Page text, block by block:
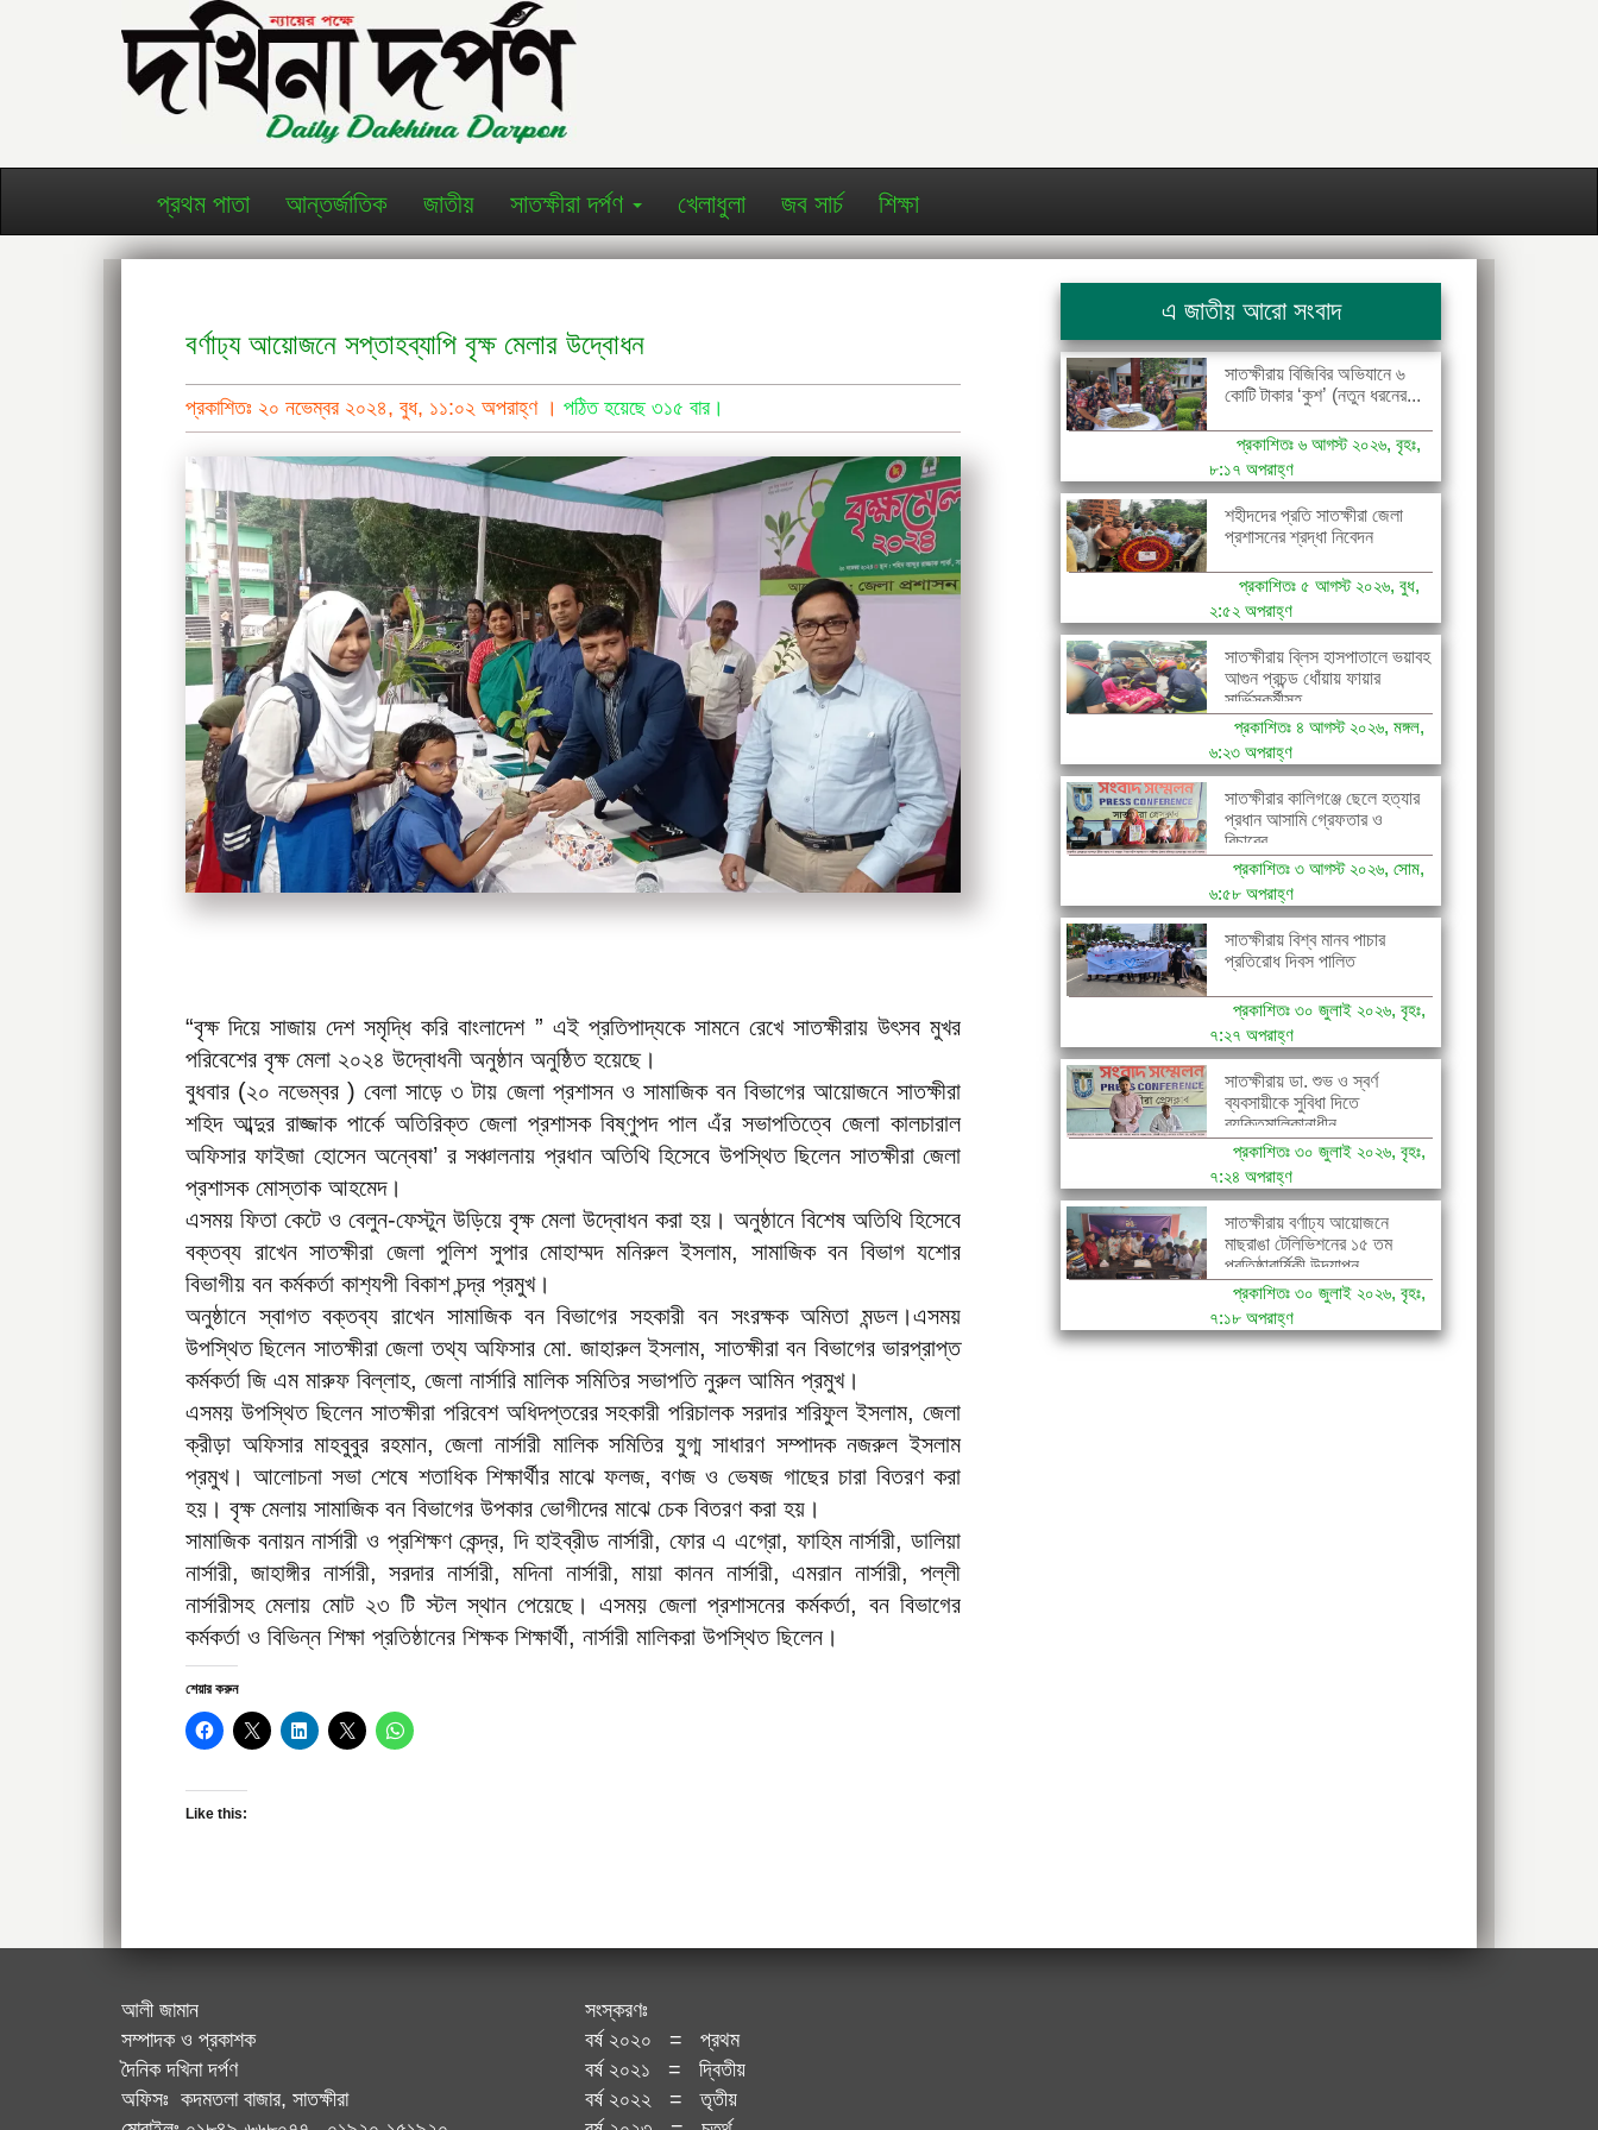
প্রথম পাতা আন্তর্জাতিক জাতীয় সাতক্ষীরা দর্পণ খেলাধুলা জব সার্চ শিক্ষা
বর্ণাঢ্য আয়োজনে সপ্তাহব্যাপি বৃক্ষ মেলার উদ্বোধন
প্রকাশিতঃ ২০ নভেম্বর ২০২৪, বুধ, ১১:০২ অপরাহ্ণ । পঠিত হয়েছে ৩১৫ বার।
“বৃক্ষ দিয়ে সাজায় দেশ সমৃদ্ধি করি বাংলাদেশ ” এই প্রতিপাদ্যকে সামনে রেখে সাতক্ষীরায় উৎসব মুখর
পরিবেশের বৃক্ষ মেলা ২০২৪ উদ্বোধনী অনুষ্ঠান অনুষ্ঠিত হয়েছে।
বুধবার (২০ নভেম্বর ) বেলা সাড়ে ৩ টায় জেলা প্রশাসন ও সামাজিক বন বিভাগের আয়োজনে সাতক্ষীরা
শহিদ আব্দুর রাজ্জাক পার্কে অতিরিক্ত জেলা প্রশাসক বিষ্ণুপদ পাল এঁর সভাপতিত্বে জেলা কালচারাল
অফিসার ফাইজা হোসেন অন্বেষা’ র সঞ্চালনায় প্রধান অতিথি হিসেবে উপস্থিত ছিলেন সাতক্ষীরা জেলা
প্রশাসক মোস্তাক আহমেদ।
এসময় ফিতা কেটে ও বেলুন-ফেস্টুন উড়িয়ে বৃক্ষ মেলা উদ্বোধন করা হয়। অনুষ্ঠানে বিশেষ অতিথি হিসেবে
বক্তব্য রাখেন সাতক্ষীরা জেলা পুলিশ সুপার মোহাম্মদ মনিরুল ইসলাম, সামাজিক বন বিভাগ যশোর
বিভাগীয় বন কর্মকর্তা কাশ‌্যপী বিকাশ চন্দ্র প্রমুখ।
অনুষ্ঠানে স্বাগত বক্তব্য রাখেন সামাজিক বন বিভাগের সহকারী বন সংরক্ষক অমিতা মন্ডল।এসময়
উপস্থিত ছিলেন সাতক্ষীরা জেলা তথ্য অফিসার মো. জাহারুল ইসলাম, সাতক্ষীরা বন বিভাগের ভারপ্রাপ্ত
কর্মকর্তা জি এম মারুফ বিল্লাহ, জেলা নার্সারি মালিক সমিতির সভাপতি নুরুল আমিন প্রমুখ।
এসময় উপস্থিত ছিলেন সাতক্ষীরা পরিবেশ অধিদপ্তরের সহকারী পরিচালক সরদার শরিফুল ইসলাম, জেলা
ক্রীড়া অফিসার মাহবুবুর রহমান, জেলা নার্সারী মালিক সমিতির যুগ্ম সাধারণ সম্পাদক নজরুল ইসলাম
প্রমুখ। আলোচনা সভা শেষে শতাধিক শিক্ষার্থীর মাঝে ফলজ, বণজ ও ভেষজ গাছের চারা বিতরণ করা
হয়। বৃক্ষ মেলায় সামাজিক বন বিভাগের উপকার ভোগীদের মাঝে চেক বিতরণ করা হয়।
সামাজিক বনায়ন নার্সারী ও প্রশিক্ষণ কেন্দ্র, দি হাইব্রীড নার্সারী, ফোর এ এগ্রো, ফাহিম নার্সারী, ডালিয়া
নার্সারী, জাহাঙ্গীর নার্সারী, সরদার নার্সারী, মদিনা নার্সারী, মায়া কানন নার্সারী, এমরান নার্সারী, পল্লী
নার্সারীসহ মেলায় মোট ২৩ টি স্টল স্থান পেয়েছে। এসময় জেলা প্রশাসনের কর্মকর্তা, বন বিভাগের
কর্মকর্তা ও বিভিন্ন শিক্ষা প্রতিষ্ঠানের শিক্ষক শিক্ষার্থী, নার্সারী মালিকরা উপস্থিত ছিলেন।
শেয়ার করুন
Like this:
এ জাতীয় আরো সংবাদ
সাতক্ষীরায় বিজিবির অভিযানে ৬
কোটি টাকার ‘কুশ’ (নতুন ধরনের...
প্রকাশিতঃ ৬ আগস্ট ২০২৬, বৃহঃ,
৮:১৭ অপরাহ্ণ
শহীদদের প্রতি সাতক্ষীরা জেলা
প্রশাসনের শ্রদ্ধা নিবেদন
প্রকাশিতঃ ৫ আগস্ট ২০২৬, বুধ,
২:৫২ অপরাহ্ণ
সাতক্ষীরায় ব্লিস হাসপাতালে ভয়াবহ
আগুন প্রচন্ড ধোঁয়ায় ফায়ার
সার্ভিসকর্মীসহ...
প্রকাশিতঃ ৪ আগস্ট ২০২৬, মঙ্গল,
৬:২৩ অপরাহ্ণ
সাতক্ষীরার কালিগঞ্জে ছেলে হত্যার
প্রধান আসামি গ্রেফতার ও
বিচারের...
প্রকাশিতঃ ৩ আগস্ট ২০২৬, সোম,
৬:৫৮ অপরাহ্ণ
সাতক্ষীরায় বিশ্ব মানব পাচার
প্রতিরোধ দিবস পালিত
প্রকাশিতঃ ৩০ জুলাই ২০২৬, বৃহঃ,
৭:২৭ অপরাহ্ণ
সাতক্ষীরায় ডা. শুভ ও স্বর্ণ
ব্যবসায়ীকে সুবিধা দিতে
ব্যক্তিমালিকানাধীন...
প্রকাশিতঃ ৩০ জুলাই ২০২৬, বৃহঃ,
৭:২৪ অপরাহ্ণ
সাতক্ষীরায় বর্ণাঢ্য আয়োজনে
মাছরাঙা টেলিভিশনের ১৫ তম
প্রতিষ্ঠাবার্ষিকী উদযাপন
প্রকাশিতঃ ৩০ জুলাই ২০২৬, বৃহঃ,
৭:১৮ অপরাহ্ণ
আলী জামান
সম্পাদক ও প্রকাশক
দৈনিক দখিনা দর্পণ
অফিসঃ কদমতলা বাজার, সাতক্ষীরা
সংস্করণঃ
বর্ষ ২০২০ = প্রথম
বর্ষ ২০২১ = দ্বিতীয়
বর্ষ ২০২২ = তৃতীয়